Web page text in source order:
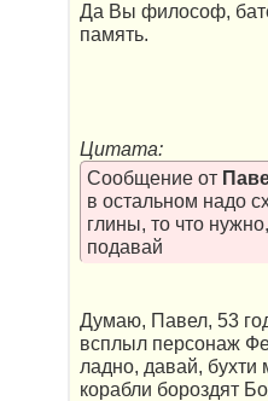
Да Вы философ,
память.
Цитата:
Сообщение от
в остальном надо
глины, то что
подавай
Думаю, Павел, 53
всплыл персонаж
ладно, давай, бухти
корабли бороздят